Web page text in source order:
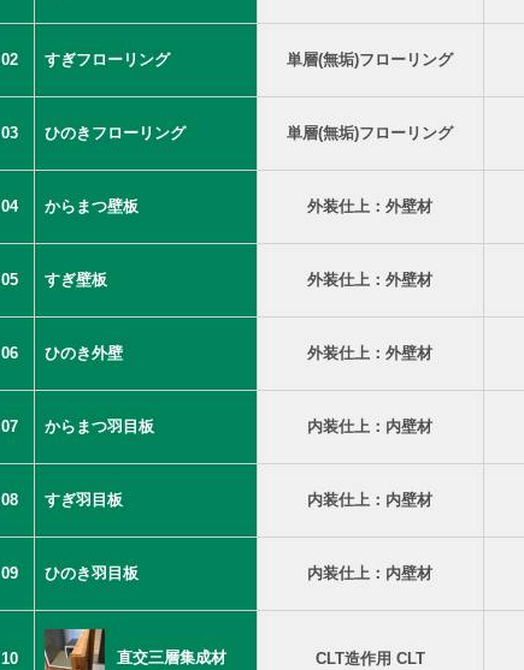
02 すぎフローリング 単層(無垢)フローリング
03 ひのきフローリング 単層(無垢)フローリング
04 からまつ壁板 外装仕上：外壁材
05 すぎ壁板 外装仕上：外壁材
06 ひのき外壁 外装仕上：外壁材
07 からまつ羽目板 内装仕上：内壁材
08 すぎ羽目板 内装仕上：内壁材
09 ひのき羽目板 内装仕上：内壁材
10 直交三層集成材 CLT造作用 CLT